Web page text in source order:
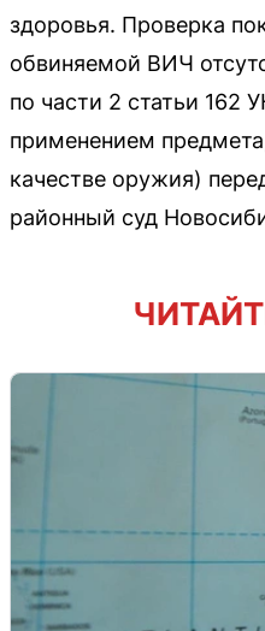
здоровья. Проверка
обвиняемой ВИЧ
по части 2 статьи 162
применением
качестве оружия)
районный суд